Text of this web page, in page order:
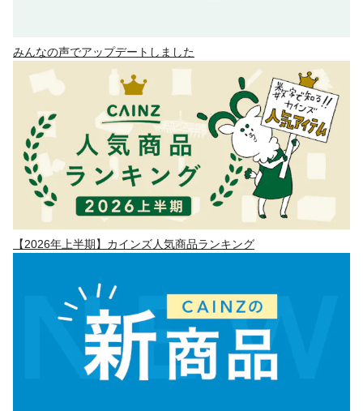
みんなの声でアップデートしました
【2026年上半期】カインズ人気商品ランキング